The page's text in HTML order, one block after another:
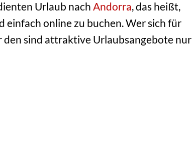
Urlaub nachAndorra, das heißt,
einfach online zu buchen. Wer sich für
sind attraktive Urlaubsangebote nur